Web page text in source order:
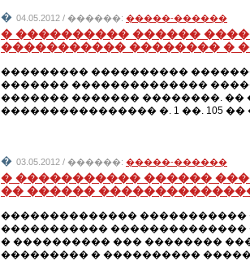
� 04.05.2012 / ������: �����-������
� ���������� ������
����������� �������� �
��������� ����������
������� ��������������
������� ������� ��������.
���������������� �. 1 ��. 105
� 03.05.2012 / ������: �����-������
� ����������� ������
�� ������
�������������� �����������
����������� ��������������
� ���������� ��� ��������
��������� � ����������